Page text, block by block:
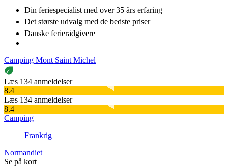
Din feriespecialist med over 35 års erfaring
Det største udvalg med de bedste priser
Danske ferierådgivere
Camping Mont Saint Michel
Læs 134 anmeldelser
8.4
Læs 134 anmeldelser
8.4
Camping
Frankrig
Normandiet
Se på kort